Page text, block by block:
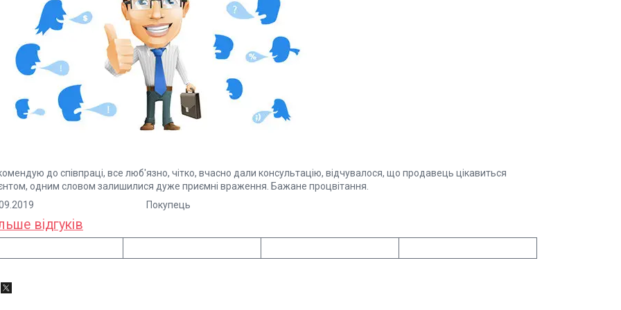
до співпраці, все люб'язно, чітко, вчасно дали консультацію, відчувалося, що продавець цікавиться
одним словом залишилися дуже приємні враження. Бажане процвітання.
Покупець
відгуків